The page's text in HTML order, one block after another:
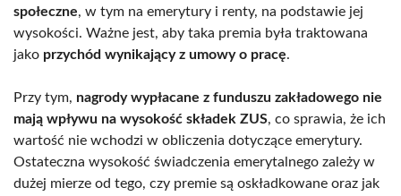
społeczne, w tym na emerytury i renty, na podstawie jej
wysokości. Ważne jest, aby taka premia była traktowana
jako przychód wynikający z umowy o pracę.
Przy tym, nagrody wypłacane z funduszu zakładowego nie
mają wpływu na wysokość składek ZUS, co sprawia, że ich
wartość nie wchodzi w obliczenia dotyczące emerytury.
Ostateczna wysokość świadczenia emerytalnego zależy w
dużej mierze od tego, czy premie są oskładkowane oraz jak